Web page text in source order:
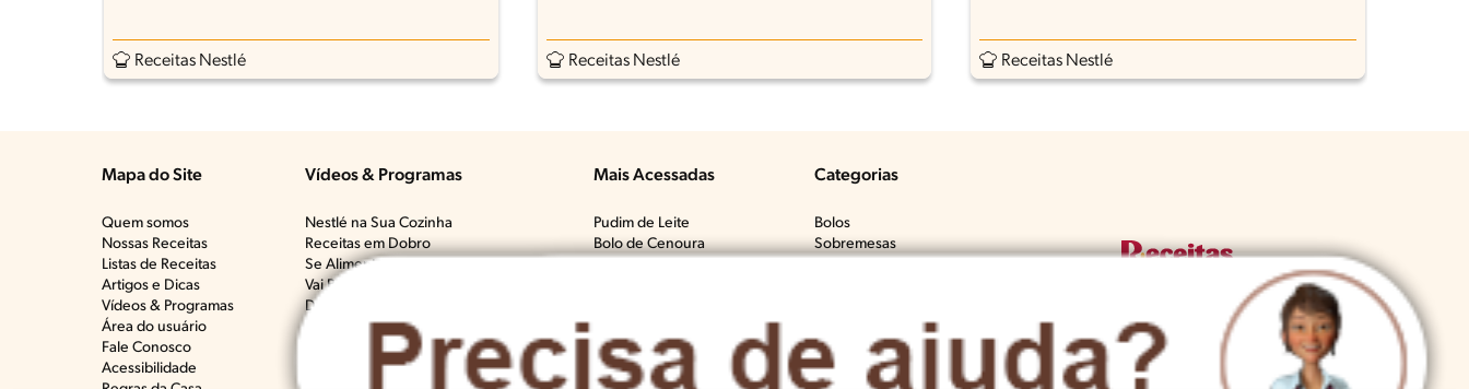
Receitas Nestlé Receitas Nestlé Receitas Nestlé
Mapa do Site
Quem somos
Nossas Receitas
Listas de Receitas​
Artigos e Dicas​
Vídeos & Programas​
Área do usuário
Fale Conosco
Acessibilidade
Vídeos & Programas​
Nestlé na Sua Cozinha
Receitas em Dobro
Se Alimentar Bem, Que Mal Tem?​
Vai Bem Com Quê?​
Deu Ruim​
Crianças na Cozinha​
Todos os programas
Mais Acessadas
Pudim de Leite
Bolo de Cenoura
Molho Branco
Brigadeiro
Categorias
Bolos
Sobremesas
Peixes
Todas as Categorias